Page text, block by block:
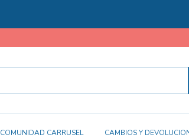
COMUNIDAD CARRUSEL CAMBIOS Y